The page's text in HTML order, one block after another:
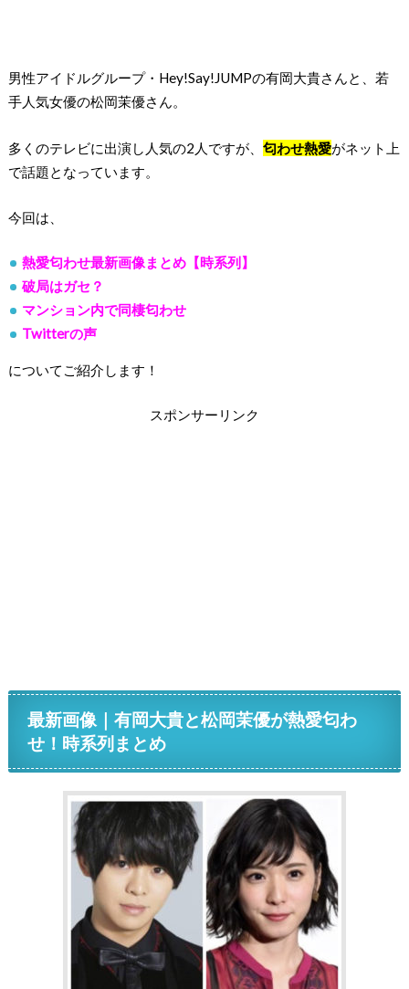
男性アイドルグループ・Hey!Say!JUMPの有岡大貴さんと、若
手人気女優の松岡茉優さん。
多くのテレビに出演し人気の2人ですが、 匂わせ熱愛がネット上
で話題となっています。
今回は、
熱愛匂わせ最新画像まとめ【時系列】
破局はガセ？
マンション内で同棲匂わせ
Twitterの声
についてご紹介します！
スポンサーリンク
最新画像｜有岡大貴と松岡茉優が熱愛匂わ
せ！時系列まとめ